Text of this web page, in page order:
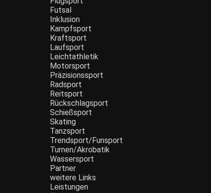
Futsal
Inklusion
Kampfsport
Kraftsport
Laufsport
Leichtathletik
Motorsport
Präzisionssport
Radsport
Reitsport
Rückschlagsport
Schießsport
Skating
Tanzsport
Trendsport/Funsport
Turnen/Akrobatik
Wassersport
Partner
weitere Links
Leistungen